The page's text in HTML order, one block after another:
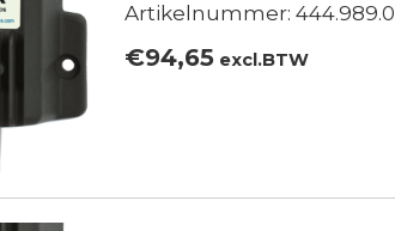
Artikelnummer: 444.989.0
€94,65 excl.BTW